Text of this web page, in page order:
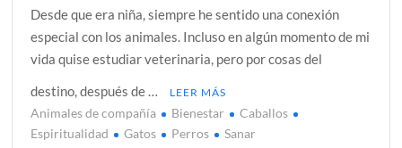
Desde que era niña, siempre he sentido una conexión
especial con los animales. Incluso en algún momento de mi
vida quise estudiar veterinaria, pero por cosas del
destino, después de …
LEER MÁS
Animales de compañía Bienestar
Caballos
Espiritualidad
Gatos Perros Sanar